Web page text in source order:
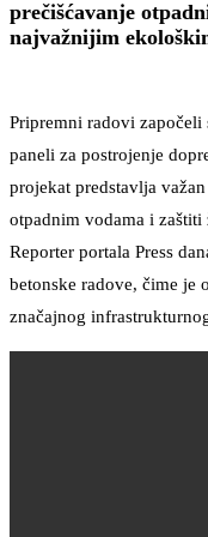
prečišćavanje
najvažnijim
Pripremni radovi započeli
paneli za postrojenje
projekat predstavlja
otpadnim vodama i zaštiti
Reporter portala Press
betonske radove, čime je
značajnog